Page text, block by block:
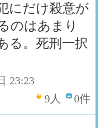
にだけ殺意が
のはあまり
る。死刑一択
23:23
9 人 0件